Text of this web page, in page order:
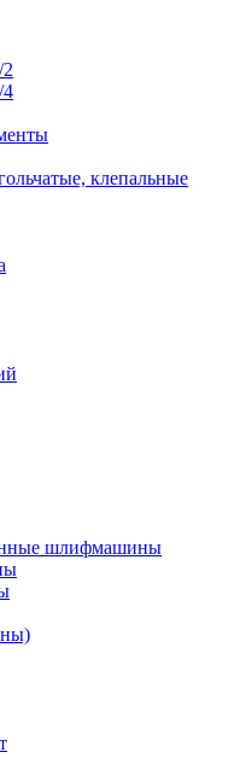
4
клепальные
шлифмашины